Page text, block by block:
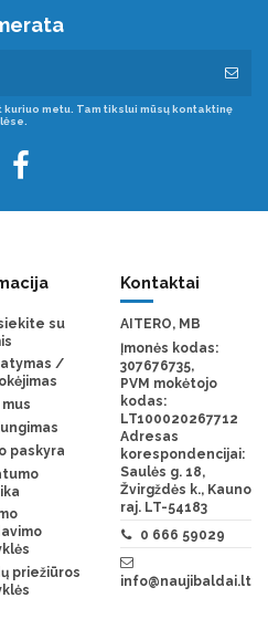
metu. Tam tikslui mūsų kontaktinę
su
/
paskyra
priežiūros
Kontaktai
AITERO, MB
Įmonės kodas:
307676735,
PVM mokėtojo
kodas:
LT100020267712
Adresas
korespondencijai:
Saulės g. 18,
Žvirgždės k., Kauno
raj. LT-54183
0 666 59029
info@naujibaldai.lt